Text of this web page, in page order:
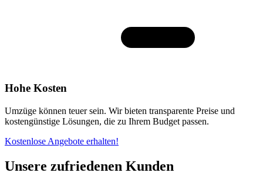
Hohe Kosten
Umzüge können teuer sein. Wir bieten transparente Preise und
kostengünstige Lösungen, die zu Ihrem Budget passen.
Kostenlose Angebote erhalten!
Unsere zufriedenen Kunden